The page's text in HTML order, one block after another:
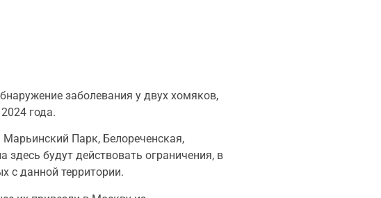
заболевания у двух хомяков,
года.
Парк, Белореченская,
будут действовать ограничения, в
с данной территории.